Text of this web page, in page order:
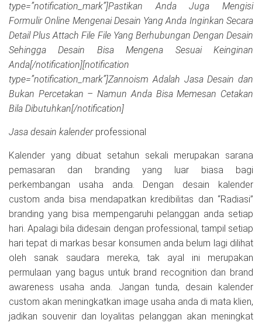
type=”notification_mark”]Pastikan Anda Juga Mengisi
Formulir Online Mengenai Desain Yang Anda Inginkan Secara
Detail Plus Attach File File Yang Berhubungan Dengan Desain
Sehingga Desain Bisa Mengena Sesuai Keinginan
Anda[/notification][notification
type=”notification_mark”]Zannoism Adalah Jasa Desain dan
Bukan Percetakan – Namun Anda Bisa Memesan Cetakan
Bila Dibutuhkan[/notification]
Jasa desain kalender professional
Kalender yang dibuat setahun sekali merupakan sarana
pemasaran dan branding yang luar biasa bagi
perkembangan usaha anda. Dengan desain kalender
custom anda bisa mendapatkan kredibilitas dan “Radiasi”
branding yang bisa mempengaruhi pelanggan anda setiap
hari. Apalagi bila didesain dengan professional, tampil setiap
hari tepat di markas besar konsumen anda belum lagi dilihat
oleh sanak saudara mereka, tak ayal ini merupakan
permulaan yang bagus untuk brand recognition dan brand
awareness usaha anda. Jangan tunda, desain kalender
custom akan meningkatkan image usaha anda di mata klien,
jadikan souvenir dan loyalitas pelanggan akan meningkat